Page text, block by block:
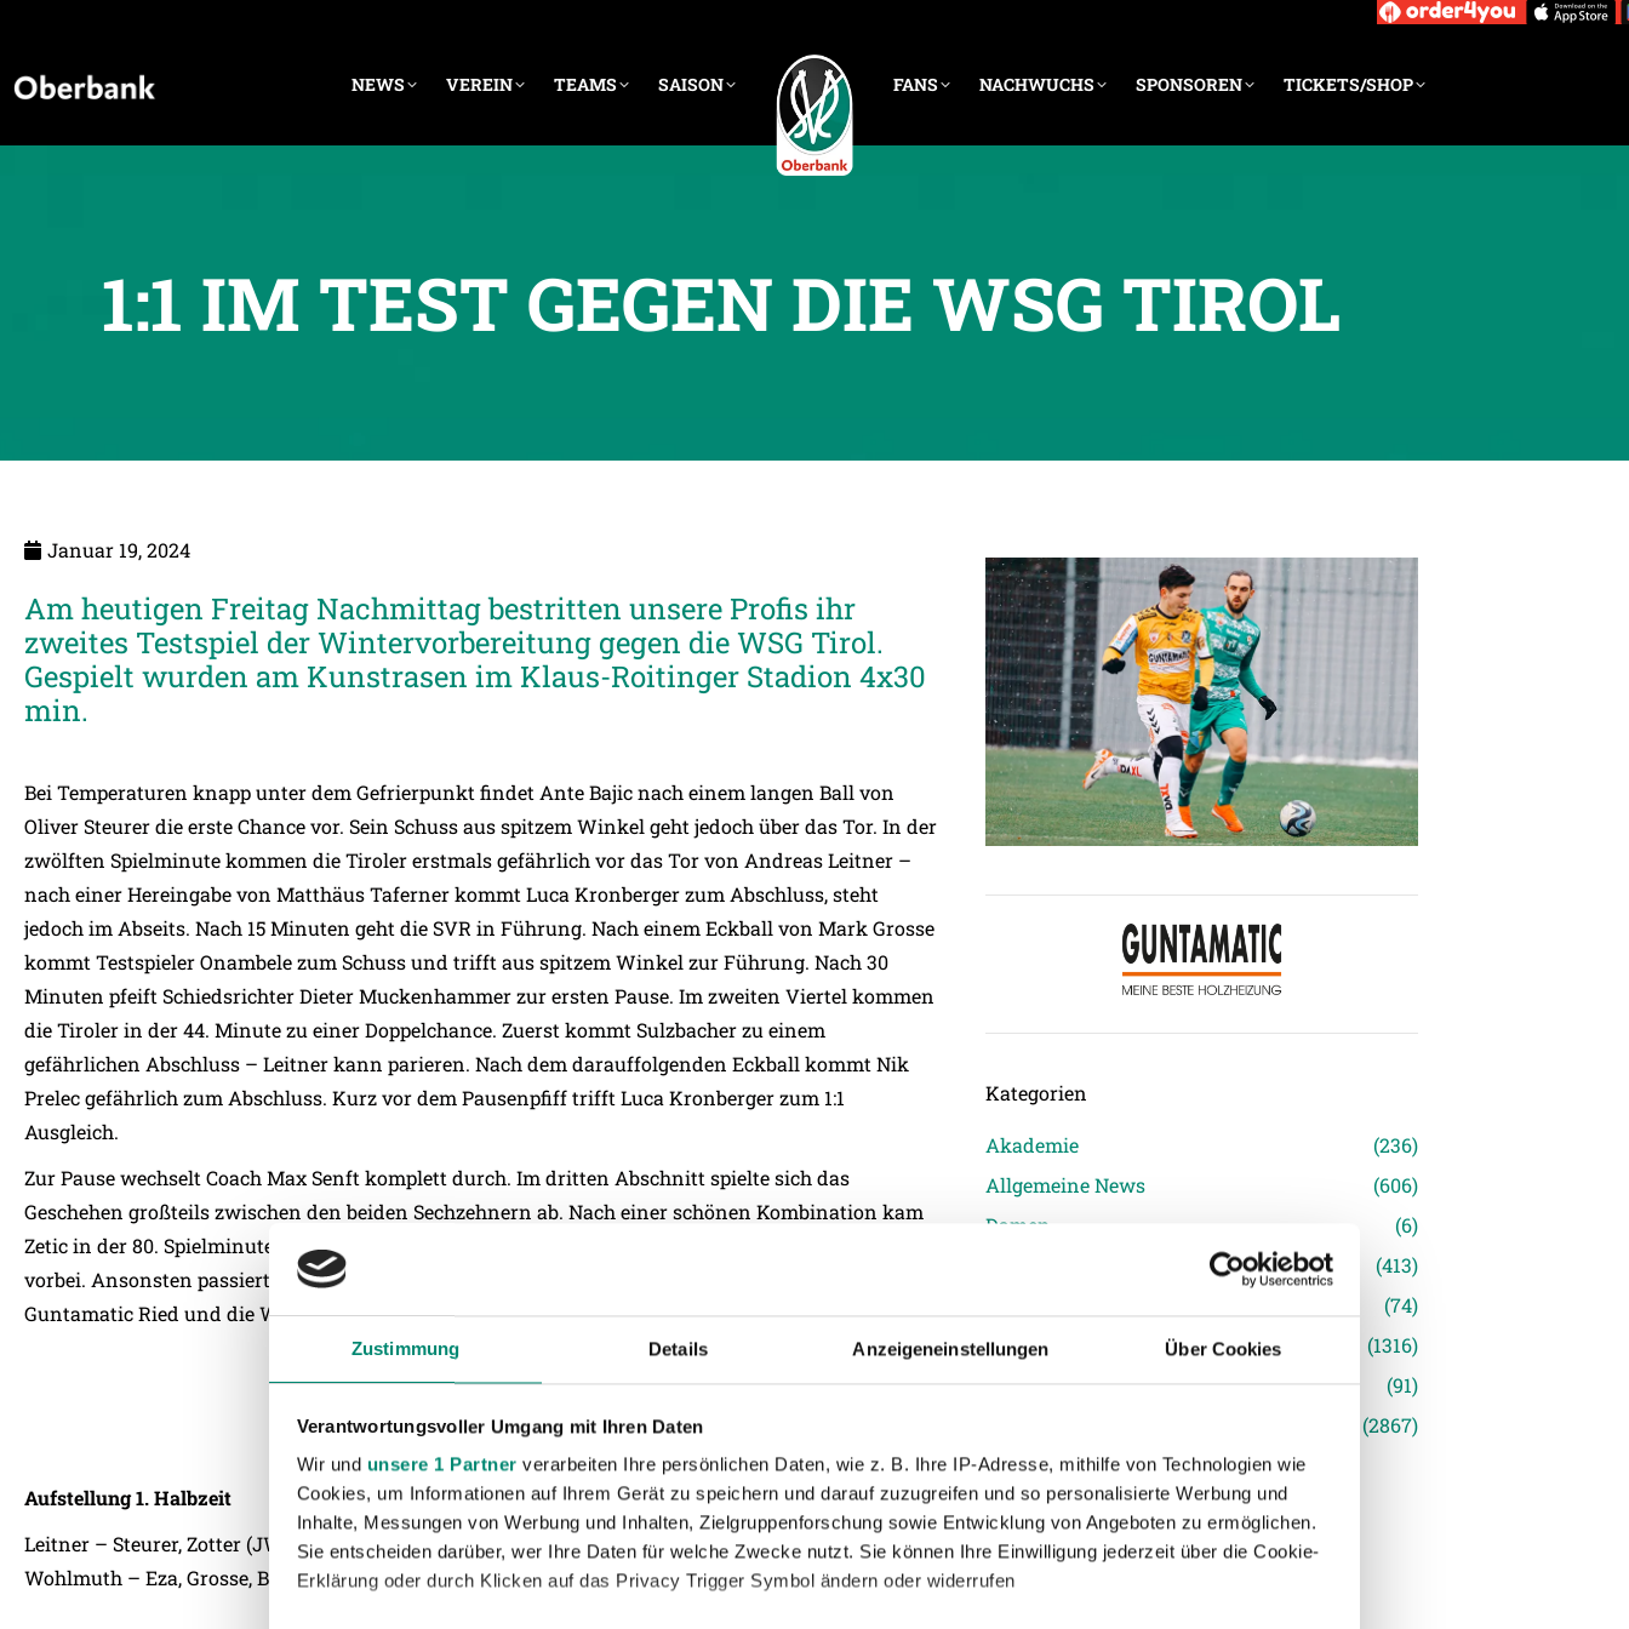
Zustimmung Details Anzeigeneinstellungen Über Cookies
Verantwortungsvoller Umgang mit Ihren Daten
Wir und unsere 1 Partner verarbeiten Ihre persönlichen Daten, wie z. B. Ihre IP-Adresse, mithilfe von Technologien wie
Cookies, um Informationen auf Ihrem Gerät zu speichern und darauf zuzugreifen und so personalisierte Werbung und
Inhalte, Messungen von Werbung und Inhalten, Zielgruppenforschung sowie Entwicklung von Angeboten zu ermöglichen.
Sie entscheiden darüber, wer Ihre Daten für welche Zwecke nutzt. Sie können Ihre Einwilligung jederzeit über die Cookie-
Erklärung oder durch Klicken auf das Privacy Trigger Symbol ändern oder widerrufen
NEWS VEREIN TEAMS SAISON FANS NACHWUCHS SPONSOREN TICKETS/SHOP
1:1 IM TEST GEGEN DIE WSG TIROL
Januar 19, 2024
Am heutigen Freitag Nachmittag bestritten unsere Profis ihr
zweites Testspiel der Wintervorbereitung gegen die WSG Tirol.
Gespielt wurden am Kunstrasen im Klaus-Roitinger Stadion 4x30
min.
Bei Temperaturen knapp unter dem Gefrierpunkt findet Ante Bajic nach einem langen Ball von
Oliver Steurer die erste Chance vor. Sein Schuss aus spitzem Winkel geht jedoch über das Tor. In der
zwölften Spielminute kommen die Tiroler erstmals gefährlich vor das Tor von Andreas Leitner –
nach einer Hereingabe von Matthäus Taferner kommt Luca Kronberger zum Abschluss, steht
jedoch im Abseits. Nach 15 Minuten geht die SVR in Führung. Nach einem Eckball von Mark Grosse
kommt Testspieler Onambele zum Schuss und trifft aus spitzem Winkel zur Führung. Nach 30
Minuten pfeift Schiedsrichter Dieter Muckenhammer zur ersten Pause. Im zweiten Viertel kommen
die Tiroler in der 44. Minute zu einer Doppelchance. Zuerst kommt Sulzbacher zu einem
gefährlichen Abschluss – Leitner kann parieren. Nach dem darauffolgenden Eckball kommt Nik
Prelec gefährlich zum Abschluss. Kurz vor dem Pausenpfiff trifft Luca Kronberger zum 1:1
Ausgleich.
Zur Pause wechselt Coach Max Senft komplett durch. Im dritten Abschnitt spielte sich das
Geschehen großteils zwischen den beiden Sechzehnern ab. Nach einer schönen Kombination kam
Zetic in der 80. Spielminute alleine vor WSG Schlussmann Stejskal zum Abschluss – jedoch knapp
vorbei. Ansonsten passierte in der Schlussphase nicht mehr viel und somit trennen sich die SV
Guntamatic Ried und die WSG Tirol mit 1:1
Aufstellung 1. Halbzeit
Leitner – Steurer, Zotter (JW), Sammer (JW) – Onambele (Testspieler), Marinsek, Madritsch,
Wohlmuth – Eza, Grosse, Bajic
Kategorien
Akademie
(236)
Allgemeine News
(606)
Damen
(6)
(413)
(74)
Profis
(1316)
Ticketing
(91)
(2867)